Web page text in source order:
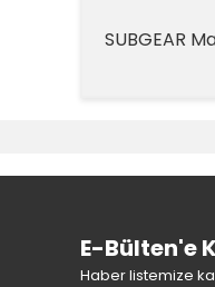
SUBGEAR
Ürün
Ürün
Ürün
E-Bülten'e
Haber listemize